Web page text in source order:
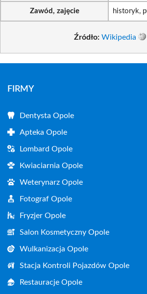
Zawód, zajęcie historyk,
Źródło: Wikipedia
FIRMY
Dentysta Opole
Apteka Opole
Lombard Opole
Kwiaciarnia Opole
Weterynarz Opole
Fotograf Opole
Fryzjer Opole
Salon Kosmetyczny Opole
Wulkanizacja Opole
Stacja Kontroli Pojazdów Opole
Restauracje Opole